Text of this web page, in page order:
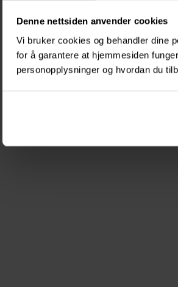
Denne nettsiden anvender cookies
Vi bruker cookies og behandler dine
for å garantere at hjemmesiden
personopplysninger og hvordan du